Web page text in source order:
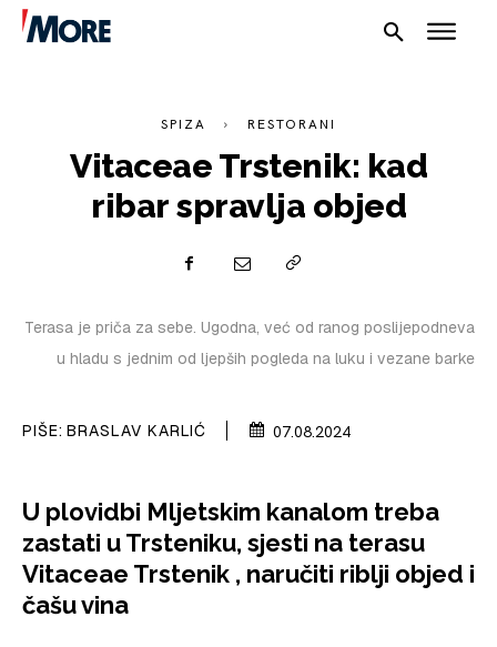
SPORT
PLOVIDBA
SPIZA
SPIZA RESTORANI
Vitaceae Trstenik: kad
ribar spravlja objed
Terasa je priča za sebe. Ugodna, već od ranog poslijepodneva
u hladu s jednim od ljepših pogleda na luku i vezane barke
PIŠE: BRASLAV KARLIĆ 07.08.2024
U plovidbi Mljetskim kanalom treba
zastati u Trsteniku, sjesti na terasu
Vitaceae Trstenik , naručiti riblji objed i
čašu vina